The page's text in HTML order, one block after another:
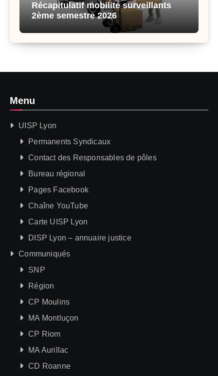
Récapitulatif mobilité surveillants
2ème semestre 2026
Menu
UISP Lyon
Permanents Syndicaux
Contact des Responsables de pôles
Bureau régional
Pages Facebook
Chaîne YouTube
Carte UISP Lyon
DISP Lyon – annuaire justice
Communiqués
SNP
Région
CP Moulins
MA Montluçon
CP Riom
MA Aurillac
CD Roanne